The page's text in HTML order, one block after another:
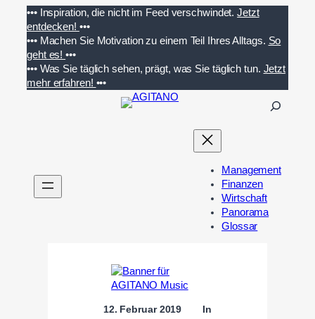
Inhalt
springen
••• Inspiration, die nicht im Feed verschwindet. Jetzt
entdecken! •••
••• Machen Sie Motivation zu einem Teil Ihres Alltags. So
geht es!•••
••• Was Sie täglich sehen, prägt, was Sie täglich tun. Jetzt
mehr erfahren! •••
n
Management
Finanzen
Wirtschaft
Panorama
Glossar
12. Februar 2019 In